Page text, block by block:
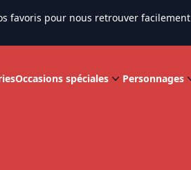
favoris pour nous retrouver
Occasions spéciales Personnages